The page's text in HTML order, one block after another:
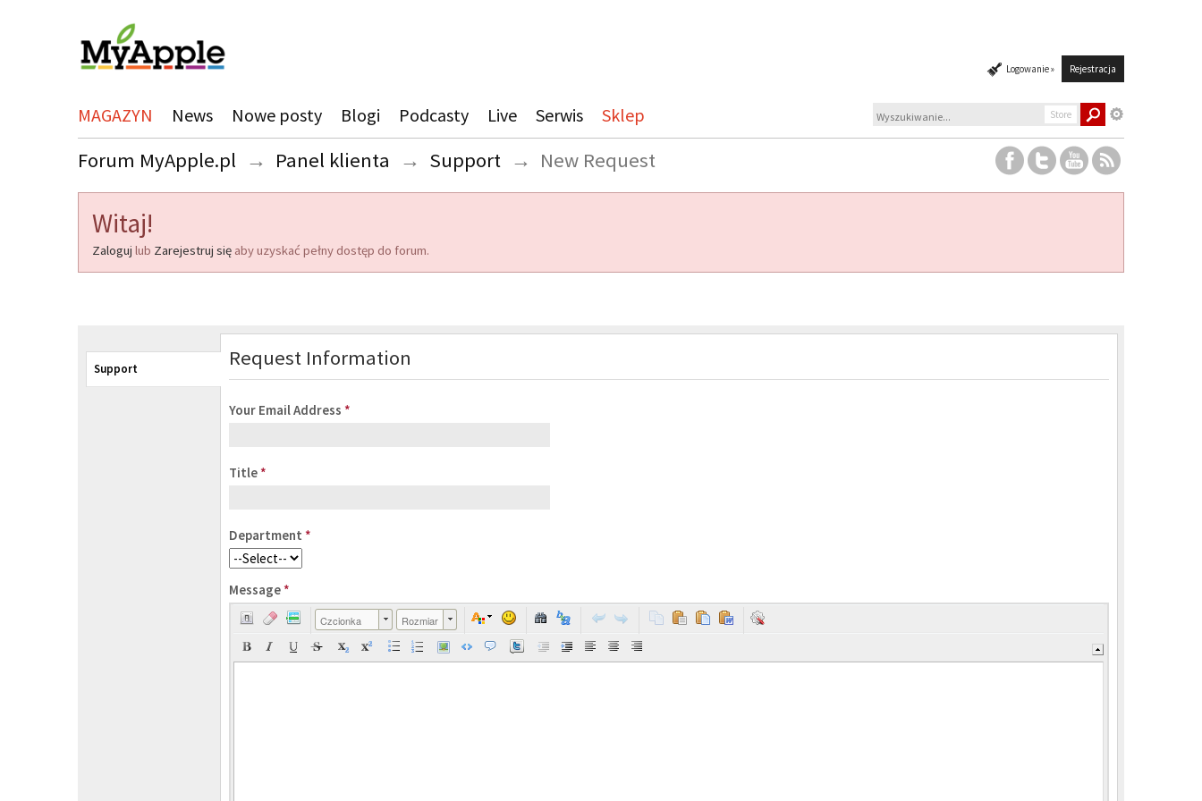
Logowanie » Rejestracja
MAGAZYN News Nowe posty Blogi Podcasty Live Serwis Sklep Store
Forum MyApple.pl → Panel klienta → Support → New Request
Witaj!
Zaloguj lub Zarejestruj się aby uzyskać pełny dostęp do forum.
Support Request Information
Your Email Address *
Title *
Department *
Message *
Czcionka Rozmiar